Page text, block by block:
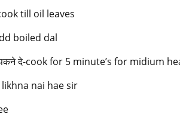
till oil leaves
boiled dal
पकने दे-cook for 5 minute’s for midium
likhna nai hae sir